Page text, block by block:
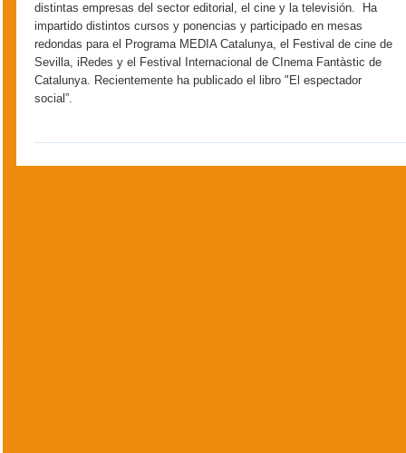
distintas empresas del sector editorial, el cine y la televisión.
Ha
impartido distintos cursos y ponencias y participado en mesas
redondas para el Programa MEDIA Catalunya, el Festival de cine de
Sevilla, iRedes y el Festival Internacional de CInema Fantàstic de
Catalunya. Recientemente ha publicado el libro "El espectador
social”.